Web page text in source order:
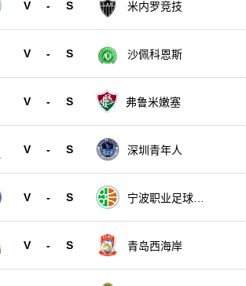
V - S 米内罗竞技
V - S 沙佩科恩斯
V - S 弗鲁米嫩塞
V - S 深圳青年人
V - S
宁波职业足球俱
V - S 青岛西海岸